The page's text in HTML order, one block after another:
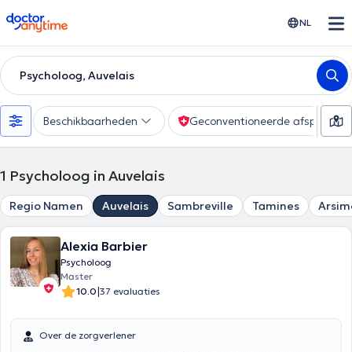
doctoranytime NL
Psycholoog, Auvelais
Beschikbaarheden Geconventioneerde afspraak
1 Psycholoog in Auvelais
Regio Namen Auvelais Sambreville Tamines
Alexia Barbier
Psycholoog
Master
10.0|37 evaluaties
Over de zorgverlener